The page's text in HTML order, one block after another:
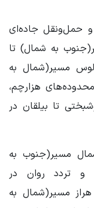
و حمل‌ونقل جاده‌ای
به شمال) تا
مسیر(شمال به
هزارچم،
تا بیلقان در
مسیر(جنوب به
و تردد روان در
مسیر(شمال به